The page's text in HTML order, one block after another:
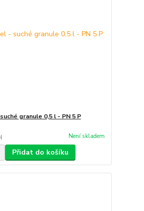
granule 0,5 l - PN 5 P
Není skladem
Přidat do košíku